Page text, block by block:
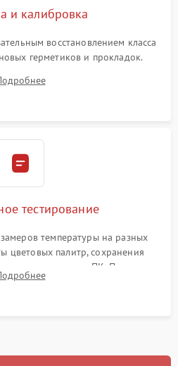
и калибровка
восстановлением класса
герметиков и прокладок.
матрицы по эталонному
точного измерения температур.
тестирование
температуры на разных
цветовых палитр, сохранения
данных на ПК. Проверка
итоговый контроль качества.